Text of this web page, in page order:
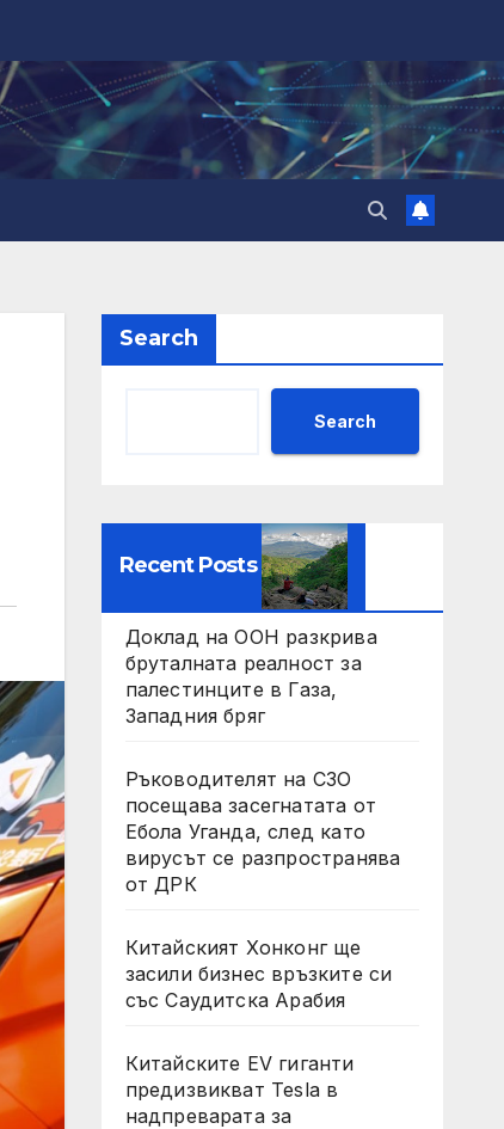
Search
Search
Recent Posts
Доклад на ООН разкрива
бруталната реалност за
палестинците в Газа,
Западния бряг
Ръководителят на СЗО
посещава засегнатата от
Ебола Уганда, след като
вирусът се разпространява
от ДРК
Китайският Хонконг ще
засили бизнес връзките си
със Саудитска Арабия
Китайските EV гиганти
предизвикват Tesla в
надпреварата за